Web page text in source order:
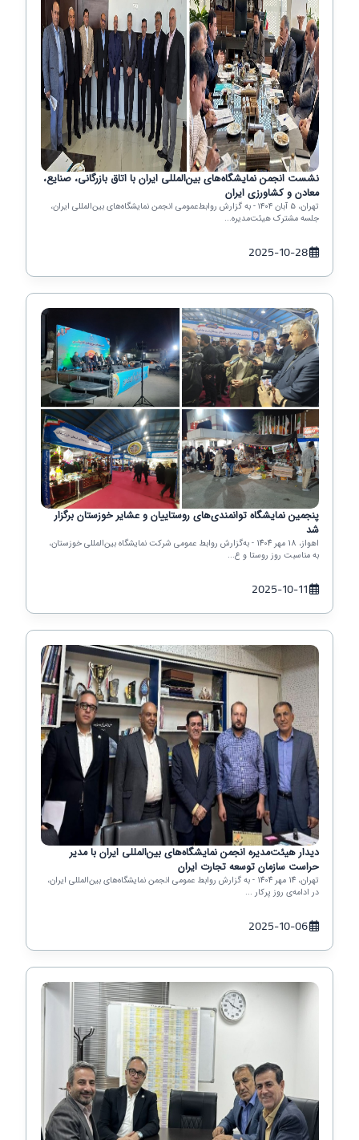
نشست انجمن نمایشگاه‌های بین‌المللی ایران با اتاق بازرگانی، صنایع،
معادن و کشاورزی ایران
تهران، ۵ آبان ۱۴۰۴ - به گزارش روابط‌عمومی انجمن نمایشگاه‌های بین‌المللی ایران،
جلسه مشترک هیئت‌مدیره...
2025-10-28
پنجمین نمایشگاه توانمندی‌های روستاییان و عشایر خوزستان برگزار
شد
اهواز، 18 مهر 1404 - به‌گزارش روابط عمومی شرکت نمایشگاه بین‌المللی خوزستان،
به مناسبت روز روستا و ع...
دیدار هیئت‌مدیره انجمن نمایشگاه‌های بین‌المللی ایران با مدیر
حراست سازمان توسعه تجارت ایران
تهران، 14 مهر 1404 - به گزارش روابط عمومی انجمن نمایشگاه‌های بین‌المللی ایران،
در ادامه‌ی روز پرکار ...
2025-10-06